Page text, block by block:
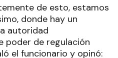
de esto, estamos
donde hay un
autoridad
poder de regulación
el funcionario y opinó: